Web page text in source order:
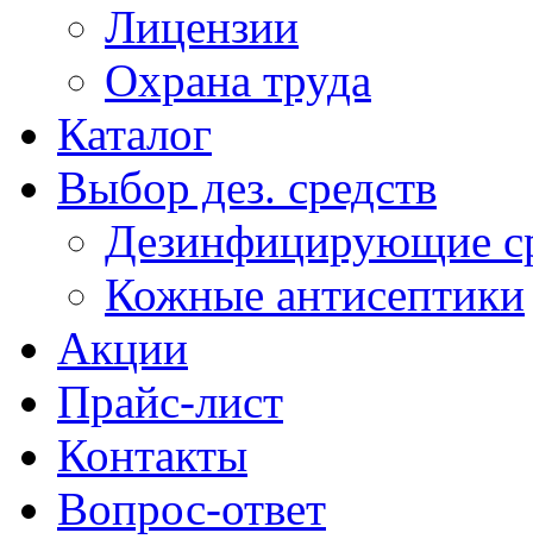
Лицензии
Охрана труда
Каталог
Выбор дез. средств
Дезинфицирующие
Кожные антисептики
Акции
Прайс-лист
Контакты
Вопрос-ответ